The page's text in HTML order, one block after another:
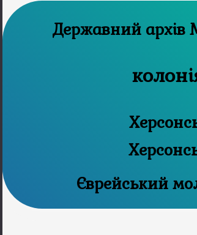
Єврейський